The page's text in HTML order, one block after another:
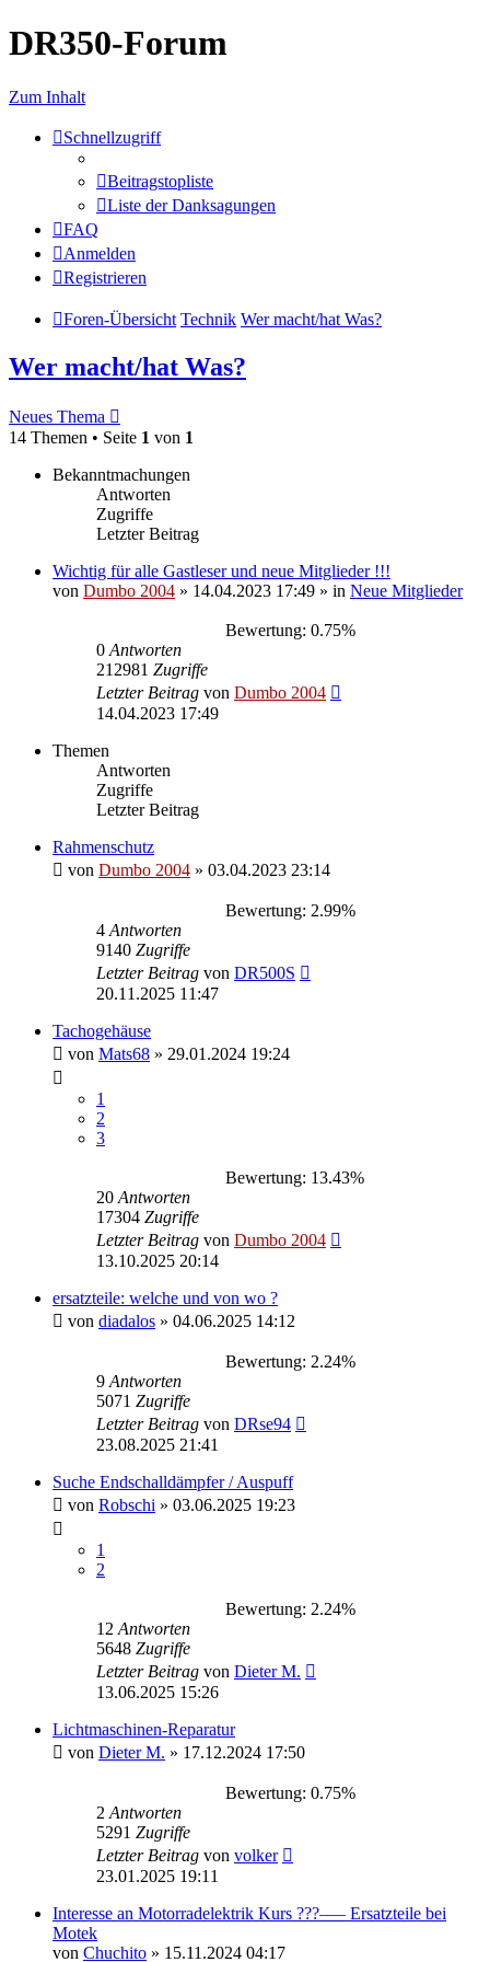
DR350-Forum
Zum Inhalt
Schnellzugriff
Beitragstopliste
Liste der Danksagungen
FAQ
Anmelden
Registrieren
Foren-Übersicht Technik Wer macht/hat Was?
Wer macht/hat Was?
Neues Thema
14 Themen • Seite 1 von 1
Bekanntmachungen
Antworten
Zugriffe
Letzter Beitrag
Wichtig für alle Gastleser und neue Mitglieder !!!
von Dumbo 2004 » 14.04.2023 17:49 » in Neue Mitglieder
Bewertung: 0.75%
0 Antworten
212981 Zugriffe
Letzter Beitrag von Dumbo 2004
14.04.2023 17:49
Themen
Antworten
Zugriffe
Letzter Beitrag
Rahmenschutz
von Dumbo 2004 » 03.04.2023 23:14
Bewertung: 2.99%
4 Antworten
9140 Zugriffe
Letzter Beitrag von DR500S
20.11.2025 11:47
Tachogehäuse
von Mats68 » 29.01.2024 19:24
1
2
3
Bewertung: 13.43%
20 Antworten
17304 Zugriffe
Letzter Beitrag von Dumbo 2004
13.10.2025 20:14
ersatzteile: welche und von wo ?
von diadalos » 04.06.2025 14:12
Bewertung: 2.24%
9 Antworten
5071 Zugriffe
Letzter Beitrag von DRse94
23.08.2025 21:41
Suche Endschalldämpfer / Auspuff
von Robschi » 03.06.2025 19:23
1
2
Bewertung: 2.24%
12 Antworten
5648 Zugriffe
Letzter Beitrag von Dieter M.
13.06.2025 15:26
Lichtmaschinen-Reparatur
von Dieter M. » 17.12.2024 17:50
Bewertung: 0.75%
2 Antworten
5291 Zugriffe
Letzter Beitrag von volker
23.01.2025 19:11
Interesse an Motorradelektrik Kurs ???––– Ersatzteile bei
Motek
von Chuchito » 15.11.2024 04:17